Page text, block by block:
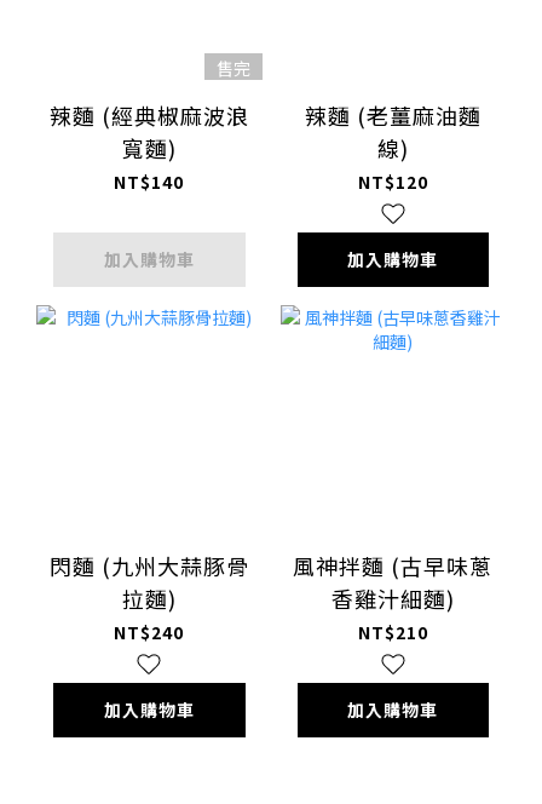
售完
辣麵 (經典椒麻波浪
寬麵)
NT$140
加入購物車
辣麵 (老薑麻油麵
線)
NT$120
加入購物車
閃麵 (九州大蒜豚骨
拉麵)
NT$240
加入購物車
風神拌麵 (古早味蔥
香雞汁細麵)
NT$210
加入購物車